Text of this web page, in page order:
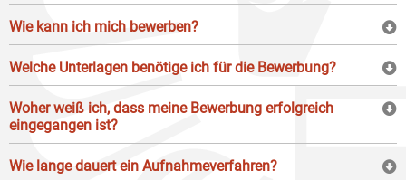
Wie kann ich mich bewerben?
Welche Unterlagen benötige ich für die Bewerbung?
Woher weiß ich, dass meine Bewerbung erfolgreich
eingegangen ist?
Wie lange dauert ein Aufnahmeverfahren?